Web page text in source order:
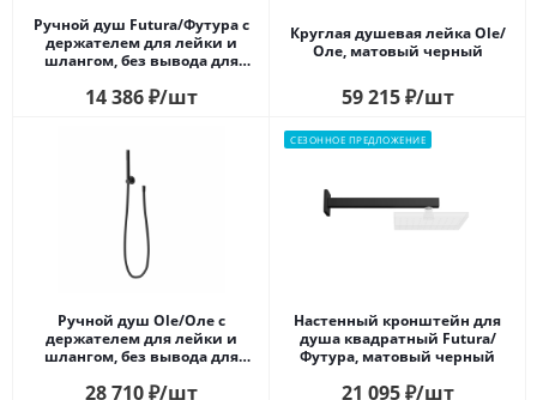
Ручной душ Futura/Футура с
держателем для лейки и
шлангом, без вывода для
черный
14 386₽/шт
Круглая душевая лейка Ole/
Оле, матовый черный
59 215₽/шт
Ручной душ Ole/Оле с
держателем для лейки и
шлангом, без вывода для
черный
28 710₽/шт
СЕЗОННОЕ ПРЕДЛОЖЕНИЕ
Настенный кронштейн для
душа квадратный Futura/
Футура, матовый черный
21 095₽/шт